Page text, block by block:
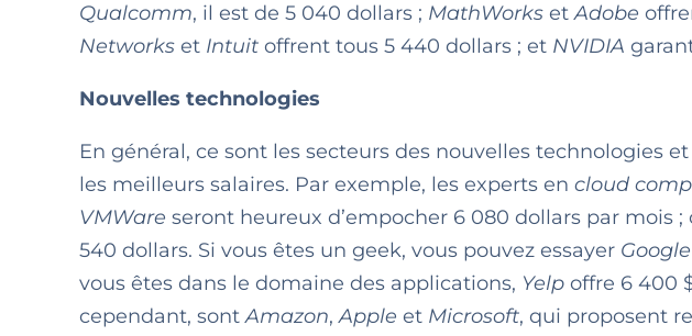
Qualcomm, il est de 5 040 dollars ; MathWorks etAdobe
Networks et Intuit offrent tous 5 440 dollars ; et NVIDIA
Nouvelles technologies
En général, ce sont les secteurs des nouvelles technologies
les meilleurs salaires. Par exemple, les experts en cloud
VMWare seront heureux d’empocher 6 080 dollars par mois ;
540 dollars. Si vous êtes un geek, vous pouvez essayer Google
vous êtes dans le domaine des applications, Yelp offre 6 400
cependant, sontAmazon,Apple et Microsoft, qui proposent